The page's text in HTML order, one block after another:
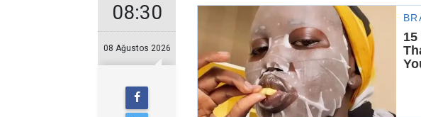
08:30
08 Ağustos 2026